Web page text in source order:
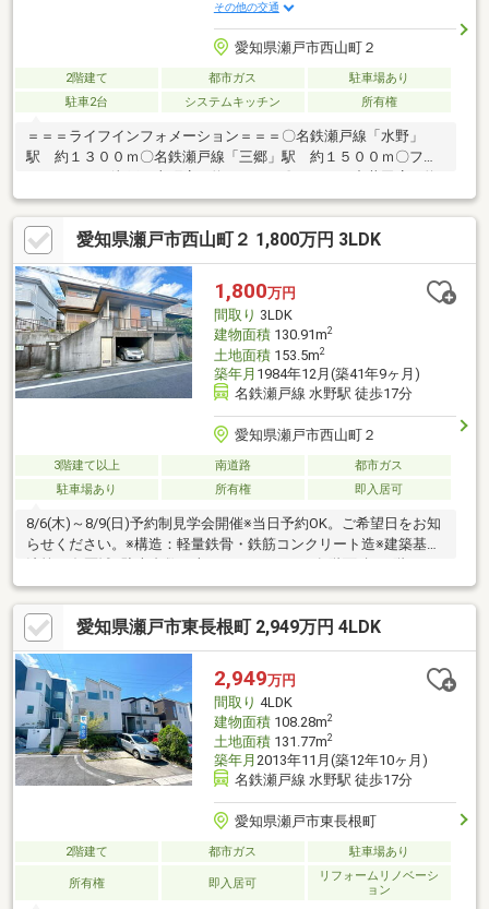
その他の交通
愛知県瀬戸市西山町２
2階建て 都市ガス
駐車場あり
駐車2台
システムキッチン 所有権
＝＝＝ライフインフォメーション＝＝＝〇名鉄瀬戸線「水野」
駅 約１３００ｍ〇名鉄瀬戸線「三郷」駅 約１５００ｍ〇ファ
１８００ｍ〇スギ薬局瀬戸西山店 約８９０ｍ
愛知県瀬戸市西山町２ 1,800万円 3LDK
1,800万円
間取り 3LDK
建物面積130.91m2
土地面積153.5m2
築年月 1984年12月(築41年9ヶ月)
名鉄瀬戸線 水野駅 徒歩17分
愛知県瀬戸市西山町２
3階建て以上 南道路
都市ガス
駐車場あり
所有権 即入居可
8/6(木)～8/9(日)予約制見学会開催※当日予約OK。ご希望日をお知
らせください。※構造：軽量鉄骨・鉄筋コンクリート造※建築基準
㎡ 2階74.88㎡ 3階33.93㎡※情報と現況が相違する場合は、現況優
先とします。※司法書士は売主の指定になります。※通学の区域に
関しては自治体や教育委員会等にご確認ください。
愛知県瀬戸市東長根町 2,949万円 4LDK
2,949万円
間取り 4LDK
建物面積108.28m2
土地面積131.77m2
築年月 2013年11月(築12年10ヶ月)
名鉄瀬戸線 水野駅 徒歩17分
愛知県瀬戸市東長根町
2階建て 都市ガス 駐車場あり
所有権 即入居可
リフォームリノベーシ
ョン